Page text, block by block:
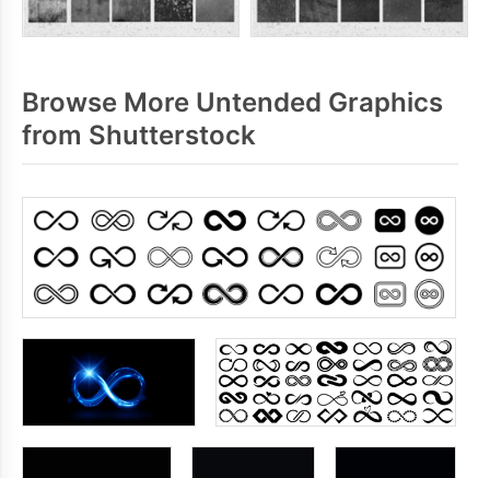
Browse More Untended Graphics
from Shutterstock